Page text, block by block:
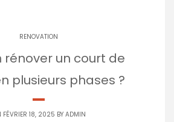
RENOVATION
rénover un court de
plusieurs phases ?
FÉVRIER 18, 2025 BYADMIN